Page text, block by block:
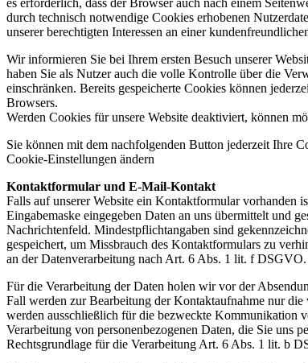
durch technisch notwendige Cookies erhobenen
unserer berechtigten Interessen an einer
Wir informieren Sie bei Ihrem ersten Besuch unserer
haben Sie als Nutzer auch die volle Kontrolle über die
einschränken. Bereits gespeicherte Cookies können
Browsers.
Werden Cookies für unsere Website deaktiviert, können
Sie können mit dem nachfolgenden Button jederzeit Ihre
Cookie-Einstellungen ändern
Kontaktformular und E-Mail-Kontakt
Falls auf unserer Website ein Kontaktformular vorhanden
Eingabemaske eingegeben Daten an uns übermittelt und
Nachrichtenfeld. Mindestpflichtangaben sind
gespeichert, um Missbrauch des Kontaktformulars zu
an der Datenverarbeitung nach Art. 6 Abs. 1 lit. f DSGVO.
Für die Verarbeitung der Daten holen wir vor der
Fall werden zur Bearbeitung der Kontaktaufnahme nur
werden ausschließlich für die bezweckte Kommunikation
Verarbeitung von personenbezogenen Daten, die Sie
Rechtsgrundlage für die Verarbeitung Art. 6 Abs. 1 lit. b